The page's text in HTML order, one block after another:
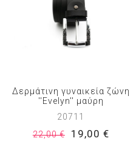
Δερμάτινη γυναικεία ζώνη
''Evelyn'' μαύρη
20711
22,00 €
19,00 €